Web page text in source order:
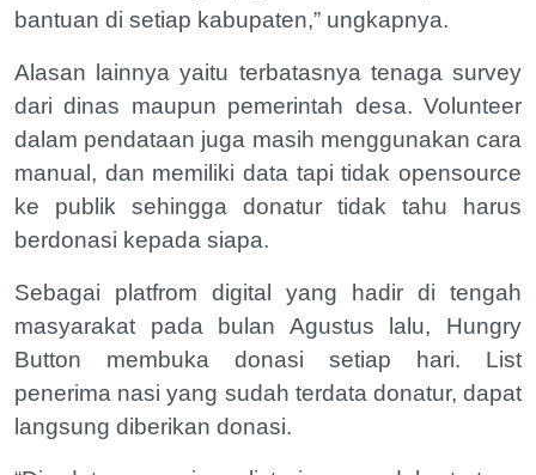
bantuan di setiap kabupaten,” ungkapnya.
Alasan lainnya yaitu terbatasnya tenaga survey
dari dinas maupun pemerintah desa. Volunteer
dalam pendataan juga masih menggunakan cara
manual, dan memiliki data tapi tidak opensource
ke publik sehingga donatur tidak tahu harus
berdonasi kepada siapa.
Sebagai platfrom digital yang hadir di tengah
masyarakat pada bulan Agustus lalu, Hungry
Button membuka donasi setiap hari. List
penerima nasi yang sudah terdata donatur, dapat
langsung diberikan donasi.